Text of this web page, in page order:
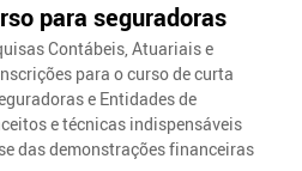
para seguradoras
Contábeis, Atuariais e
para o curso de curta
e Entidades de
e técnicas indispensáveis
das demonstrações financeiras